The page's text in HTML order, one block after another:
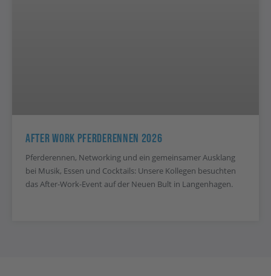
After Work Pferderennen 2026
Pferderennen, Networking und ein gemeinsamer Ausklang
bei Musik, Essen und Cocktails: Unsere Kollegen besuchten
das After-Work-Event auf der Neuen Bult in Langenhagen.